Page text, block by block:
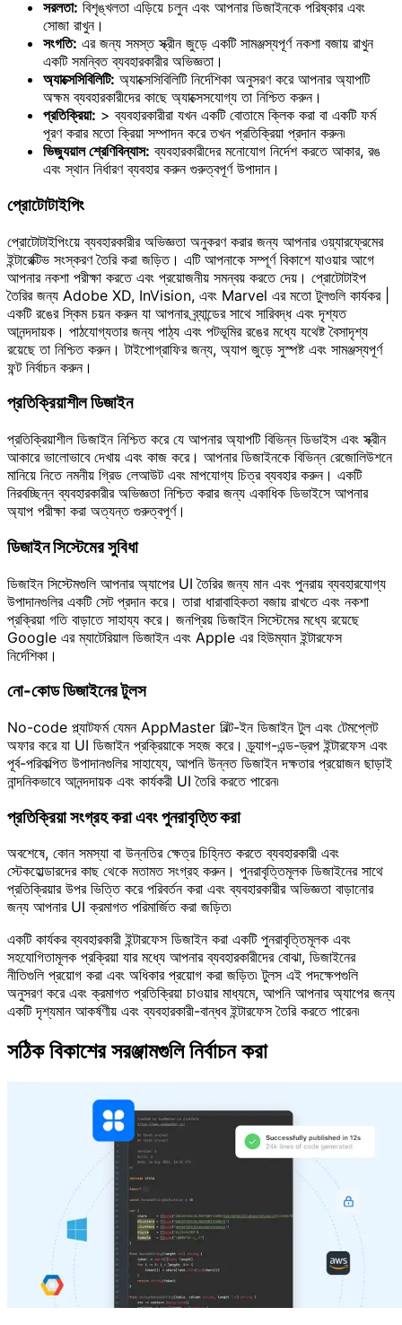
সরলতা: বিশৃঙ্খলতা এড়িয়ে চলুন এবং আপনার ডিজাইনকে পরিষ্কার এবং
সোজা রাখুন।
সংগতি: এর জন্য সমস্ত স্ক্রীন জুড়ে একটি সামঞ্জস্যপূর্ণ নকশা বজায় রাখুন
একটি সমন্বিত ব্যবহারকারীর অভিজ্ঞতা।
অ্যাক্সেসিবিলিটি: অ্যাক্সেসিবিলিটি নির্দেশিকা অনুসরণ করে আপনার অ্যাপটি
অক্ষম ব্যবহারকারীদের কাছে অ্যাক্সেসযোগ্য তা নিশ্চিত করুন।
প্রতিক্রিয়া: > ব্যবহারকারীরা যখন একটি বোতামে ক্লিক করা বা একটি ফর্ম
পূরণ করার মতো ক্রিয়া সম্পাদন করে তখন প্রতিক্রিয়া প্রদান করুন৷
ভিজ্যুয়াল শ্রেণিবিন্যাস: ব্যবহারকারীদের মনোযোগ নির্দেশ করতে আকার, রঙ
এবং স্থান নির্ধারণ ব্যবহার করুন গুরুত্বপূর্ণ উপাদান।
প্রোটোটাইপিং
প্রোটোটাইপিংয়ে ব্যবহারকারীর অভিজ্ঞতা অনুকরণ করার জন্য আপনার ওয়্যারফ্রেমের
ইন্টারেক্টিভ সংস্করণ তৈরি করা জড়িত। এটি আপনাকে সম্পূর্ণ বিকাশে যাওয়ার আগে
আপনার নকশা পরীক্ষা করতে এবং প্রয়োজনীয় সমন্বয় করতে দেয়। প্রোটোটাইপ
তৈরির জন্য Adobe XD, InVision, এবং Marvel এর মতো টুলগুলি কার্যকর |
একটি রঙের স্কিম চয়ন করুন যা আপনার ব্র্যান্ডের সাথে সারিবদ্ধ এবং দৃশ্যত
আনন্দদায়ক। পাঠযোগ্যতার জন্য পাঠ্য এবং পটভূমির রঙের মধ্যে যথেষ্ট বৈসাদৃশ্য
রয়েছে তা নিশ্চিত করুন। টাইপোগ্রাফির জন্য, অ্যাপ জুড়ে সুস্পষ্ট এবং সামঞ্জস্যপূর্ণ
ফন্ট নির্বাচন করুন।
প্রতিক্রিয়াশীল ডিজাইন
প্রতিক্রিয়াশীল ডিজাইন নিশ্চিত করে যে আপনার অ্যাপটি বিভিন্ন ডিভাইস এবং স্ক্রীন
আকারে ভালোভাবে দেখায় এবং কাজ করে। আপনার ডিজাইনকে বিভিন্ন রেজোলিউশনে
মানিয়ে নিতে নমনীয় গ্রিড লেআউট এবং মাপযোগ্য চিত্র ব্যবহার করুন। একটি
নিরবচ্ছিন্ন ব্যবহারকারীর অভিজ্ঞতা নিশ্চিত করার জন্য একাধিক ডিভাইসে আপনার
অ্যাপ পরীক্ষা করা অত্যন্ত গুরুত্বপূর্ণ।
ডিজাইন সিস্টেমের সুবিধা
ডিজাইন সিস্টেমগুলি আপনার অ্যাপের UI তৈরির জন্য মান এবং পুনরায় ব্যবহারযোগ্য
উপাদানগুলির একটি সেট প্রদান করে। তারা ধারাবাহিকতা বজায় রাখতে এবং নকশা
প্রক্রিয়া গতি বাড়াতে সাহায্য করে। জনপ্রিয় ডিজাইন সিস্টেমের মধ্যে রয়েছে
Google এর ম্যাটেরিয়াল ডিজাইন এবং Apple এর হিউম্যান ইন্টারফেস
নির্দেশিকা।
নো-কোড ডিজাইনের টুলস
No-code প্ল্যাটফর্ম যেমন AppMaster বিল্ট-ইন ডিজাইন টুল এবং টেমপ্লেট
অফার করে যা UI ডিজাইন প্রক্রিয়াকে সহজ করে। ড্র্যাগ-এন্ড-ড্রপ ইন্টারফেস এবং
পূর্ব-পরিকল্পিত উপাদানগুলির সাহায্যে, আপনি উন্নত ডিজাইন দক্ষতার প্রয়োজন ছাড়াই
নান্দনিকভাবে আনন্দদায়ক এবং কার্যকরী UI তৈরি করতে পারেন৷
প্রতিক্রিয়া সংগ্রহ করা এবং পুনরাবৃত্তি করা
অবশেষে, কোন সমস্যা বা উন্নতির ক্ষেত্র চিহ্নিত করতে ব্যবহারকারী এবং
স্টেকহোল্ডারদের কাছ থেকে মতামত সংগ্রহ করুন। পুনরাবৃত্তিমূলক ডিজাইনের সাথে
প্রতিক্রিয়ার উপর ভিত্তি করে পরিবর্তন করা এবং ব্যবহারকারীর অভিজ্ঞতা বাড়ানোর
জন্য আপনার UI ক্রমাগত পরিমার্জিত করা জড়িত৷
একটি কার্যকর ব্যবহারকারী ইন্টারফেস ডিজাইন করা একটি পুনরাবৃত্তিমূলক এবং
সহযোগিতামূলক প্রক্রিয়া যার মধ্যে আপনার ব্যবহারকারীদের বোঝা, ডিজাইনের
নীতিগুলি প্রয়োগ করা এবং অধিকার প্রয়োগ করা জড়িত৷ টুলস এই পদক্ষেপগুলি
অনুসরণ করে এবং ক্রমাগত প্রতিক্রিয়া চাওয়ার মাধ্যমে, আপনি আপনার অ্যাপের জন্য
একটি দৃশ্যমান আকর্ষণীয় এবং ব্যবহারকারী-বান্ধব ইন্টারফেস তৈরি করতে পারেন৷
সঠিক বিকাশের সরঞ্জামগুলি নির্বাচন করা